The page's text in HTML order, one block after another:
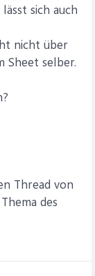
sich auch
nicht über
Sheet selber.
Thread von
des